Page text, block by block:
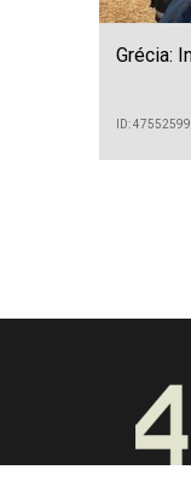
Grécia:
ID: 47552599